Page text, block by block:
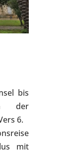
bis
der
6.
mit